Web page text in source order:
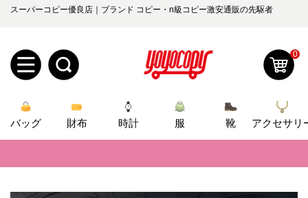
スーパーコピー優良店｜ブランド コピー・n級コピー激安通販の先駆者
規
ロ
0
バッグ 財布 時計 服 靴
アクセサリ